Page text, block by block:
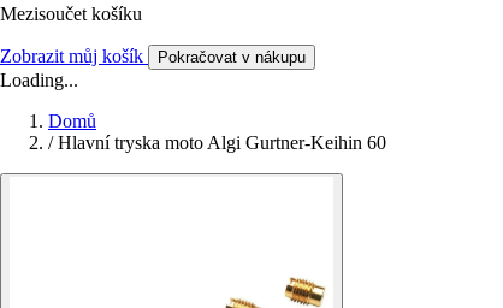
Mezisoučet košíku
Zobrazit můj košík Pokračovat v nákupu
Loading...
Domů
/ Hlavní tryska moto Algi Gurtner-Keihin 60